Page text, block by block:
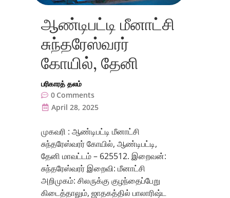
ஆண்டிபட்டி மீனாட்சி
சுந்தரேஸ்வரர்
கோயில், தேனி
பரிகாரத் தலம்
0 Comments
April 28, 2025
முகவரி : ஆண்டிபட்டி மீனாட்சி
சுந்தரேஸ்வரர் கோயில், ஆண்டிபட்டி,
தேனி மாவட்டம் – 625512. இறைவன்:
சுந்தரேஸ்வரர் இறைவி: மீனாட்சி
அறிமுகம்: சிலருக்கு குழந்தைப்பேறு
கிடைத்தாலும், ஜாதகத்தில் பாலாரிஷ்ட